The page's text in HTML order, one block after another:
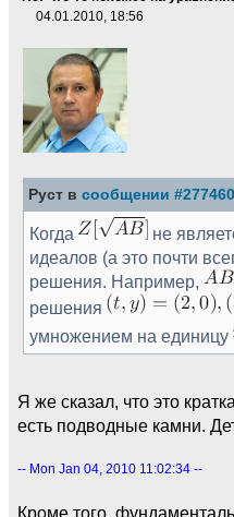
04.01.2010, 18:56
Руст в сообщении #277460
Когда
не
идеалов (а это почти
решения. Например,
решения
умножением на единицу
Я же сказал, что это
есть подводные камни.
-- Mon Jan 04, 2010 11:02:34 --
Кроме того,